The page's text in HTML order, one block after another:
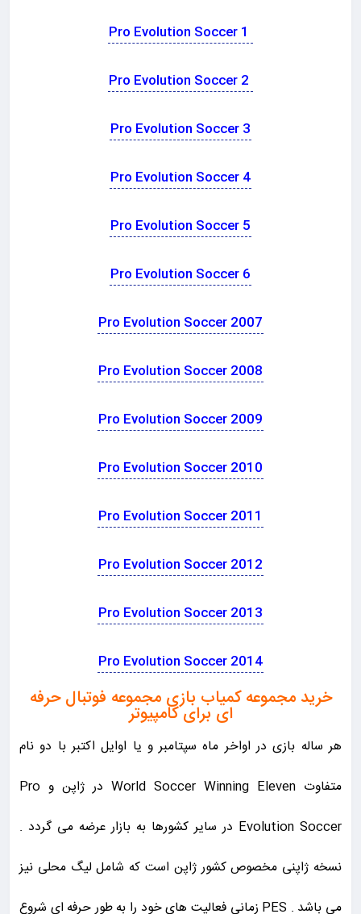
Pro Evolution Soccer 3
Pro Evolution Soccer 4
Pro Evolution Soccer 5
Pro Evolution Soccer 6
Pro Evolution Soccer 2007
Pro Evolution Soccer 2008
Pro Evolution Soccer 2009
Pro Evolution Soccer 2010
Pro Evolution Soccer 2011
Pro Evolution Soccer 2012
Pro Evolution Soccer 2013
Pro Evolution Soccer 2014
خرید مجموعه کمیاب بازی مجموعه فوتبال حرفه
ای برای کامپیوتر
هر ساله بازی در اواخر ماه سپتامبر و یا اوایل اکتبر با دو نام
متفاوت World Soccer Winning Eleven در ژاپن و Pro
Evolution Soccer در سایر کشورها به بازار عرضه می گردد .
نسخه ژاپنی مخصوص کشور ژاپن است که شامل لیگ محلی نیز
می باشد . PES زمانی فعالیت های خود را به طور حرفه ای شروع